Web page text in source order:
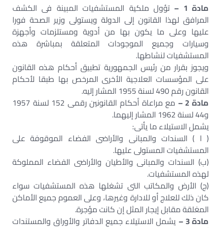
مادة 1 –
تؤول ملكية المستشفيات المبينة فى الكشف
المرافق لهذا القانون إلى الدولة ويستولى وزير الصحة فورا
عليها وعلى ما يكون بها من أدوية ومستلزمات وأجهزة
وسيارات وجميع الموجودات المتعلقة بمباشرة هذه
المستشفيات لنشاطها.
ويجوز بقرار من رئيس الجمهورية تطبيق أحكام هذه القانون
على المؤسسات العلاجية الأخرى المرخص بها طبقا لأحكام
القانون رقم 490 لسنة 1955 المشار إليه.
مادة 2 –
مع مراعاة أحكام القانونين رقمى 152 لسنة 1957
و44 لسنة 1962 المشار إليهما.
يشمل الاستيلاء ما يأتى:
( ا ) السندات والمبانى والأراضى الفضاء الموقوفة على
المستشفيات المستولى عليها.
(ب) السندات والمبانى والأطيان والأراضى الفضاء المملوكة
لهذه المستشفيات.
(ج) الأرض والمكاتب التى تشغلها هذه المستشفيات سواء
كان ذلك للعلاج أو للادارة وغيرها، وعلى العموم جميع الأماكن
المغلقة مقابل إيجار المثل إن كانت مؤجرة.
مادة 3 –
يشمل الاستيلاء جميع الدفاتر والأوراق والمستندات